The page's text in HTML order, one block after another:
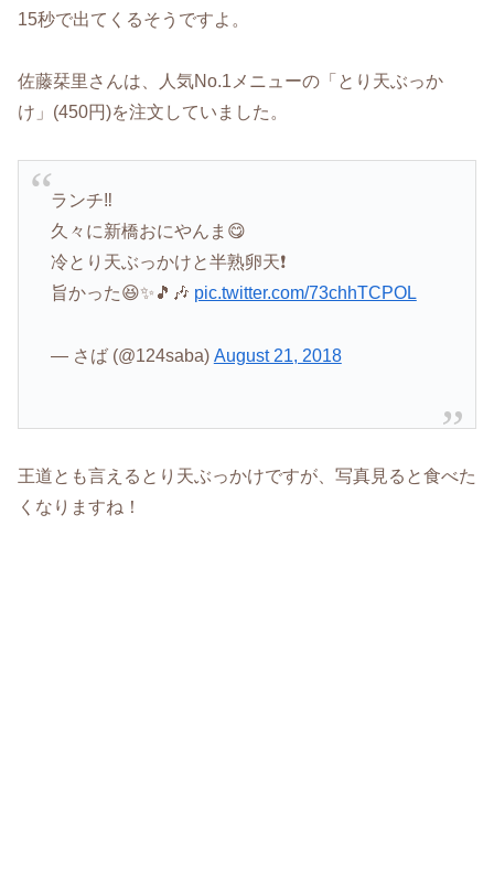
15秒で出てくるそうですよ。
佐藤栞里さんは、人気No.1メニューの「とり天ぶっか
け」(450円)を注文していました。
ランチ‼️
久々に新橋おにやんま😋
冷とり天ぶっかけと半熟卵天❗
旨かった😆✨🎵🎶 pic.twitter.com/73chhTCPOL
— さば (@124saba) August 21, 2018
王道とも言えるとり天ぶっかけですが、写真見ると食べた
くなりますね！